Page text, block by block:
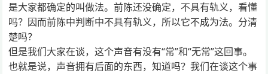
是大家都确定的叫做法。前陈还没确定，不具有轨义，看懂
吗？因而前陈中判断中不具有轨义，所以它不成为法。分清
楚吗？
但是我们大家在谈，这个声音有没有“常”和“无常”这回事。
也就是说，声音拥有后面的东西，知道吗？我们在谈这个事